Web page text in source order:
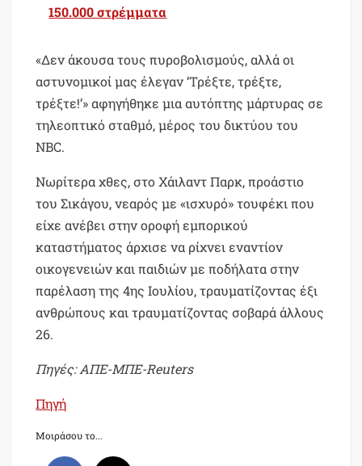
150.000 στρέμματα
«Δεν άκουσα τους πυροβολισμούς, αλλά οι
αστυνομικοί μας έλεγαν ‘Τρέξτε, τρέξτε,
τρέξτε!’» αφηγήθηκε μια αυτόπτης μάρτυρας σε
τηλεοπτικό σταθμό, μέρος του δικτύου του
NBC.
Νωρίτερα χθες, στο Χάιλαντ Παρκ, προάστιο
του Σικάγου, νεαρός με «ισχυρό» τουφέκι που
είχε ανέβει στην οροφή εμπορικού
καταστήματος άρχισε να ρίχνει εναντίον
οικογενειών και παιδιών με ποδήλατα στην
παρέλαση της 4ης Ιουλίου, τραυματίζοντας έξι
ανθρώπους και τραυματίζοντας σοβαρά άλλους
26.
Πηγές: ΑΠΕ-ΜΠΕ-Reuters
Πηγή
Μοιράσου το...